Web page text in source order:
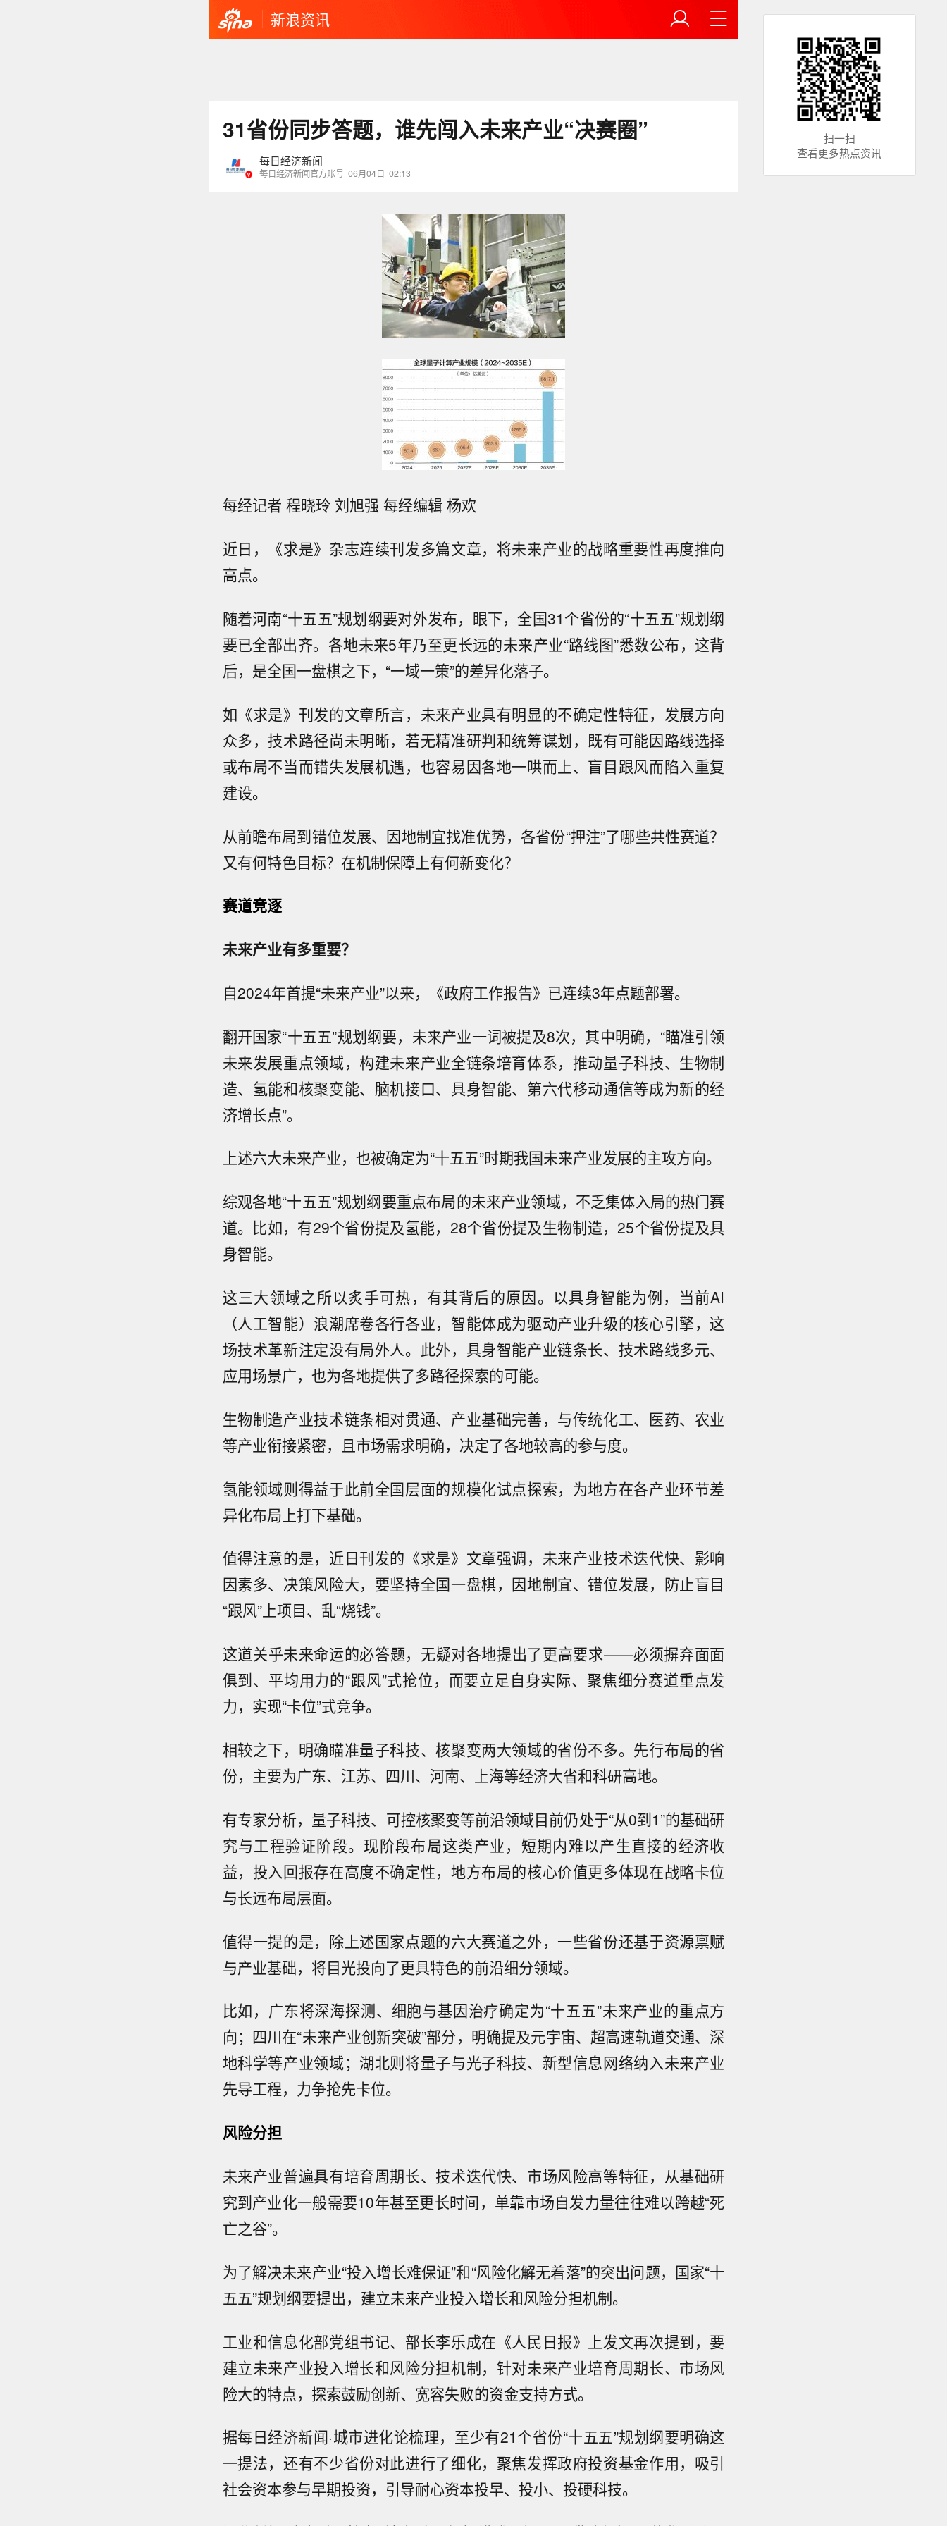
新浪资讯
31省份同步答题，谁先闯入未来产业“决赛圈”
每日经济新闻
每日经济新闻官方账号 06月04日 02:13
每经记者 程晓玲 刘旭强 每经编辑 杨欢
近日，《求是》杂志连续刊发多篇文章，将未来产业的战略重要性再度推向
高点。
随着河南“十五五”规划纲要对外发布，眼下，全国31个省份的“十五五”规划纲
要已全部出齐。各地未来5年乃至更长远的未来产业“路线图”悉数公布，这背
后，是全国一盘棋之下，“一域一策”的差异化落子。
如《求是》刊发的文章所言，未来产业具有明显的不确定性特征，发展方向
众多，技术路径尚未明晰，若无精准研判和统筹谋划，既有可能因路线选择
或布局不当而错失发展机遇，也容易因各地一哄而上、盲目跟风而陷入重复
建设。
从前瞻布局到错位发展、因地制宜找准优势，各省份“押注”了哪些共性赛道？
又有何特色目标？在机制保障上有何新变化？
赛道竞逐
未来产业有多重要？
自2024年首提“未来产业”以来，《政府工作报告》已连续3年点题部署。
翻开国家“十五五”规划纲要，未来产业一词被提及8次，其中明确，“瞄准引领
未来发展重点领域，构建未来产业全链条培育体系，推动量子科技、生物制
造、氢能和核聚变能、脑机接口、具身智能、第六代移动通信等成为新的经
济增长点”。
上述六大未来产业，也被确定为“十五五”时期我国未来产业发展的主攻方向。
综观各地“十五五”规划纲要重点布局的未来产业领域，不乏集体入局的热门赛
道。比如，有29个省份提及氢能，28个省份提及生物制造，25个省份提及具
身智能。
这三大领域之所以炙手可热，有其背后的原因。以具身智能为例，当前AI
（人工智能）浪潮席卷各行各业，智能体成为驱动产业升级的核心引擎，这
场技术革新注定没有局外人。此外，具身智能产业链条长、技术路线多元、
应用场景广，也为各地提供了多路径探索的可能。
生物制造产业技术链条相对贯通、产业基础完善，与传统化工、医药、农业
等产业衔接紧密，且市场需求明确，决定了各地较高的参与度。
氢能领域则得益于此前全国层面的规模化试点探索，为地方在各产业环节差
异化布局上打下基础。
值得注意的是，近日刊发的《求是》文章强调，未来产业技术迭代快、影响
因素多、决策风险大，要坚持全国一盘棋，因地制宜、错位发展，防止盲目
“跟风”上项目、乱“烧钱”。
这道关乎未来命运的必答题，无疑对各地提出了更高要求——必须摒弃面面
俱到、平均用力的“跟风”式抢位，而要立足自身实际、聚焦细分赛道重点发
力，实现“卡位”式竞争。
相较之下，明确瞄准量子科技、核聚变两大领域的省份不多。先行布局的省
份，主要为广东、江苏、四川、河南、上海等经济大省和科研高地。
有专家分析，量子科技、可控核聚变等前沿领域目前仍处于“从0到1”的基础研
究与工程验证阶段。现阶段布局这类产业，短期内难以产生直接的经济收
益，投入回报存在高度不确定性，地方布局的核心价值更多体现在战略卡位
与长远布局层面。
值得一提的是，除上述国家点题的六大赛道之外，一些省份还基于资源禀赋
与产业基础，将目光投向了更具特色的前沿细分领域。
比如，广东将深海探测、细胞与基因治疗确定为“十五五”未来产业的重点方
向；四川在“未来产业创新突破”部分，明确提及元宇宙、超高速轨道交通、深
地科学等产业领域；湖北则将量子与光子科技、新型信息网络纳入未来产业
先导工程，力争抢先卡位。
风险分担
未来产业普遍具有培育周期长、技术迭代快、市场风险高等特征，从基础研
究到产业化一般需要10年甚至更长时间，单靠市场自发力量往往难以跨越“死
亡之谷”。
为了解决未来产业“投入增长难保证”和“风险化解无着落”的突出问题，国家“十
五五”规划纲要提出，建立未来产业投入增长和风险分担机制。
工业和信息化部党组书记、部长李乐成在《人民日报》上发文再次提到，要
建立未来产业投入增长和风险分担机制，针对未来产业培育周期长、市场风
险大的特点，探索鼓励创新、宽容失败的资金支持方式。
据每日经济新闻·城市进化论梳理，至少有21个省份“十五五”规划纲要明确这
一提法，还有不少省份对此进行了细化，聚焦发挥政府投资基金作用，吸引
社会资本参与早期投资，引导耐心资本投早、投小、投硬科技。
扫一扫
查看更多热点资讯